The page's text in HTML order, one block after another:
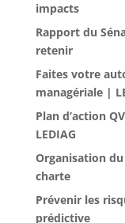
impacts
Rapport du
retenir
Faites votre
managériale |
Plan d’action
LEDIAG
Organisation
charte
Prévenir les
prédictive